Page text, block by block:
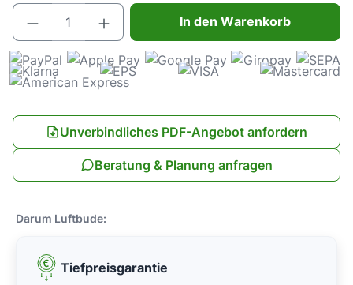
Produkt Anzahl: Gib den gewünschten
In den Warenkorb
Unverbindliches PDF-Angebot anfordern
Beratung & Planung anfragen
Darum Luftbude:
Tiefpreisgarantie